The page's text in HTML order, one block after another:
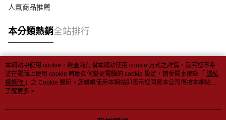
人氣商品推薦
本分類熱銷全站排行
熱門標籤
本網站中使用 cookie，欲查詢有關本網站使用 cookie 方式之詳情，及若您不希
望在電腦上使用 cookie 時應如何變更電腦的 cookie 設定，請參閱本網站「 隱私
權條款 」之 Cookie 聲明。您繼續使用本網站即表示您同意本公司得按本網站使
用條款之 Cookie 聲明使用 cookie。
了解更多 >